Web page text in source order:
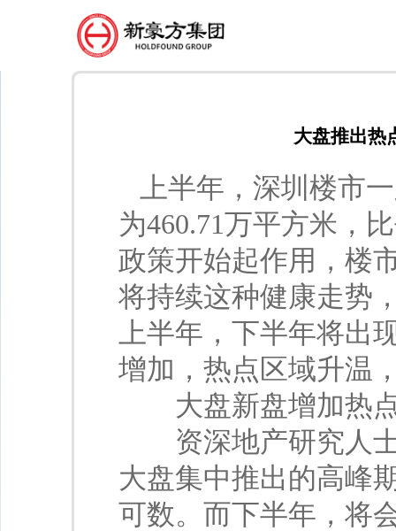
大盘推出热
上半年，深圳楼市
为460.71万平方米，
政策开始起作用，楼
将持续这种健康走势
上半年，下半年将出
增加，热点区域升温
大盘新盘增加热
资深地产研究人士
大盘集中推出的高峰
可数。而下半年，将